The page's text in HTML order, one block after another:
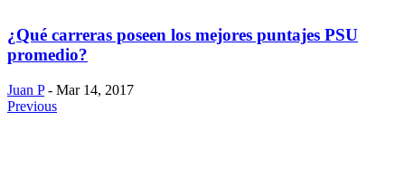
¿Qué carreras poseen los mejores puntajes PSU
promedio?
Juan P - Mar 14, 2017
Previous